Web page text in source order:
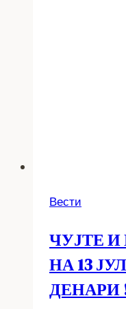
Вести
ЧУЈТЕ
НА 13
ДЕНАРИ